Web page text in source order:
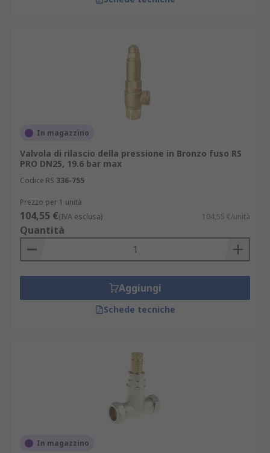
In magazzino
Valvola di rilascio della pressione in Bronzo fuso RS
PRO DN25, 19.6 bar max
Codice RS 336-755
Prezzo per 1 unità
104,55 €(IVA esclusa) 104,55 €/unità
Quantità
Aggiungi
Schede tecniche
In magazzino